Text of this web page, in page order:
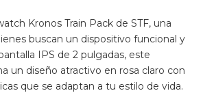
Kronos Train Pack de STF, una
buscan un dispositivo funcional y
IPS de 2 pulgadas, este
un diseño atractivo en rosa claro con
que se adaptan a tu estilo de vida.